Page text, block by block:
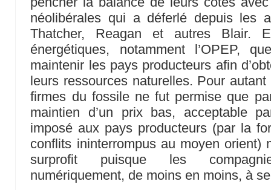
néolibérales qui a déferlé depuis les
Thatcher, Reagan et autres Blair.
énergétiques, notamment l’OPEP,
maintenir les pays producteurs afin
leurs ressources naturelles. Pour
firmes du fossile ne fut permise que
maintien d’un prix bas, acceptable
imposé aux pays producteurs (par la
conflits ininterrompus au moyen orient)
surprofit puisque les
numériquement, de moins en moins, à